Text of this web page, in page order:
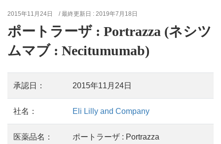
2015年11月24日 / 最終更新日 : 2019年7月18日
ポートラーザ : Portrazza (ネシツ
ムマブ : Necitumumab)
承認日： 2015年11月24日
社名： Eli Lilly and Company
医薬品名： ポートラーザ : Portrazza